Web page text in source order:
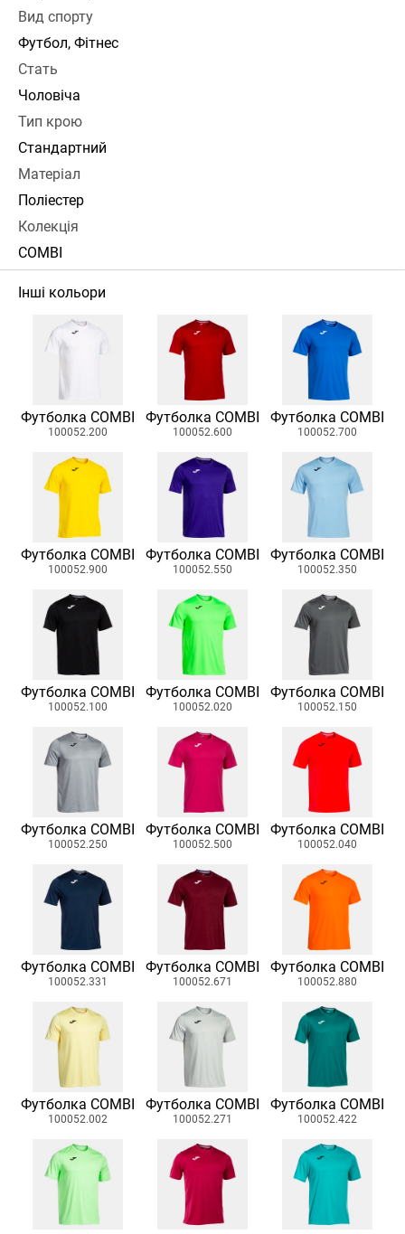
Вид спорту
Футбол, Фітнес
Стать
Чоловіча
Тип крою
Стандартний
Матеріал
Поліестер
Колекція
COMBI
Інші кольори
Футболка COMBI
100052.200
Футболка COMBI
100052.600
Футболка COMBI
100052.700
Футболка COMBI
100052.900
Футболка COMBI
100052.550
Футболка COMBI
100052.350
Футболка COMBI
100052.100
Футболка COMBI
100052.020
Футболка COMBI
100052.150
Футболка COMBI
100052.250
Футболка COMBI
100052.500
Футболка COMBI
100052.040
Футболка COMBI
100052.331
Футболка COMBI
100052.671
Футболка COMBI
100052.880
Футболка COMBI
100052.002
Футболка COMBI
100052.271
Футболка COMBI
100052.422